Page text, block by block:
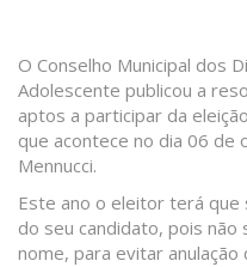
O Conselho Municipal dos
Adolescente publicou a
aptos a participar da
que acontece no dia 06 de
Mennucci.
Este ano o eleitor terá
do seu candidato, pois
nome, para evitar